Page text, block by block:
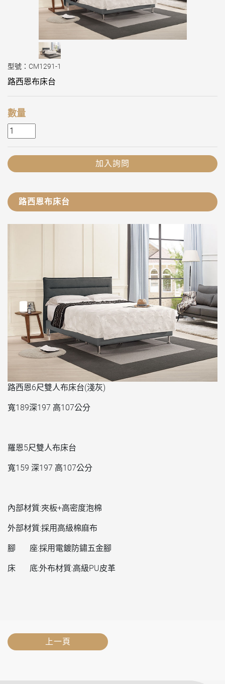
型號：CM1291-1
路西恩布床台
數量
加入詢問
路西恩布床台
路西恩6尺雙人布床台(淺灰)
寬189深197 高107公分
羅恩5尺雙人布床台
寬159 深197 高107公分
內部材質:夾板+高密度泡棉
外部材質:採用高級棉麻布
腳 座:採用電鍍防鏽五金腳
床 底:外布材質:高級PU皮革
上一頁